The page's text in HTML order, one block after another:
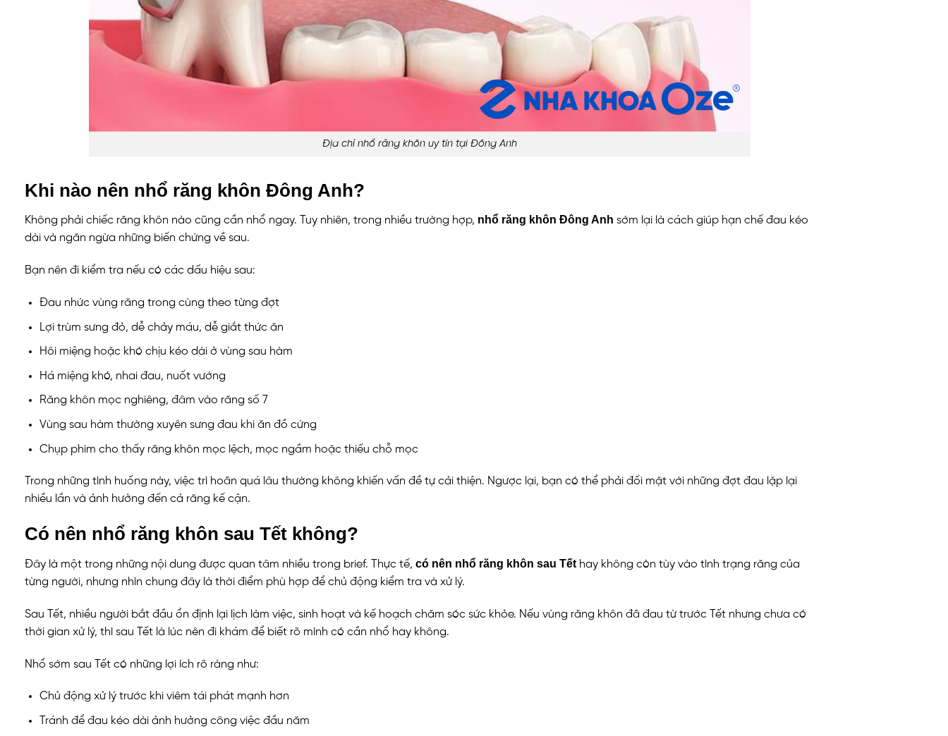
Địa chỉ nhổ răng khôn uy tín tại Đông Anh
Khi nào nên nhổ răng khôn Đông Anh?
Không phải chiếc răng khôn nào cũng cần nhổ ngay. Tuy nhiên, trong nhiều trường hợp, nhổ răng khôn Đông Anh sớm lại là cách giúp hạn chế đau kéo
dài và ngăn ngừa những biến chứng về sau.
Bạn nên đi kiểm tra nếu có các dấu hiệu sau:
Đau nhức vùng răng trong cùng theo từng đợt
Lợi trùm sưng đỏ, dễ chảy máu, dễ giắt thức ăn
Hôi miệng hoặc khó chịu kéo dài ở vùng sau hàm
Há miệng khó, nhai đau, nuốt vướng
Răng khôn mọc nghiêng, đâm vào răng số 7
Vùng sau hàm thường xuyên sưng đau khi ăn đồ cứng
Chụp phim cho thấy răng khôn mọc lệch, mọc ngầm hoặc thiếu chỗ mọc
Trong những tình huống này, việc trì hoãn quá lâu thường không khiến vấn đề tự cải thiện. Ngược lại, bạn có thể phải đối mặt với những đợt đau lặp lại
nhiều lần và ảnh hưởng đến cả răng kế cận.
Có nên nhổ răng khôn sau Tết không?
Đây là một trong những nội dung được quan tâm nhiều trong brief. Thực tế, có nên nhổ răng khôn sau Tếthay không còn tùy vào tình trạng răng của
từng người, nhưng nhìn chung đây là thời điểm phù hợp để chủ động kiểm tra và xử lý.
Sau Tết, nhiều người bắt đầu ổn định lại lịch làm việc, sinh hoạt và kế hoạch chăm sóc sức khỏe. Nếu vùng răng khôn đã đau từ trước Tết nhưng chưa có
thời gian xử lý, thì sau Tết là lúc nên đi khám để biết rõ mình có cần nhổ hay không.
Nhổ sớm sau Tết có những lợi ích rõ ràng như:
Chủ động xử lý trước khi viêm tái phát mạnh hơn
Tránh để đau kéo dài ảnh hưởng công việc đầu năm